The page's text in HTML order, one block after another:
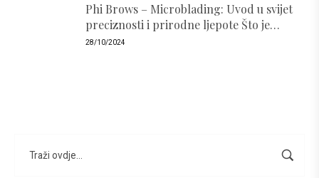
Phi Brows – Microblading: Uvod u svijet
preciznosti i prirodne ljepote Što je
PhiBrows i zašto je popularan ?
28/10/2024